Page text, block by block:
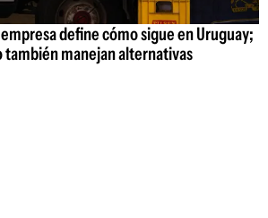
empresa define cómo sigue en Uruguay;
manejan alternativas